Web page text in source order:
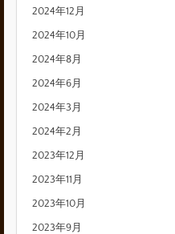
2024年12月
2024年10月
2024年8月
2024年6月
2024年3月
2024年2月
2023年12月
2023年11月
2023年10月
2023年9月